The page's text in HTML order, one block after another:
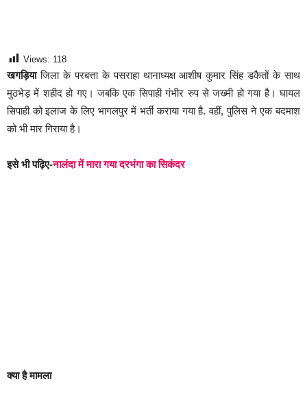
Views: 118
खगड़ियाजिला के परबत्ता के पसराहा थानाध्यक्ष आशीष कुमार सिंह डकैतों के साथ
मुठभेड़ में शहीद हो गए। जबकि एक सिपाही गंभीर रुप से जख्मी हो गया है। घायल
सिपाही को इलाज के लिए भागलपुर में भर्ती कराया गया है. वहीं, पुलिस ने एक बदमाश
को भी मार गिराया है।
इसे भी पढ़िए-नालंदा में मारा गया दरभंगा का सिकंदर
क्या है मामला